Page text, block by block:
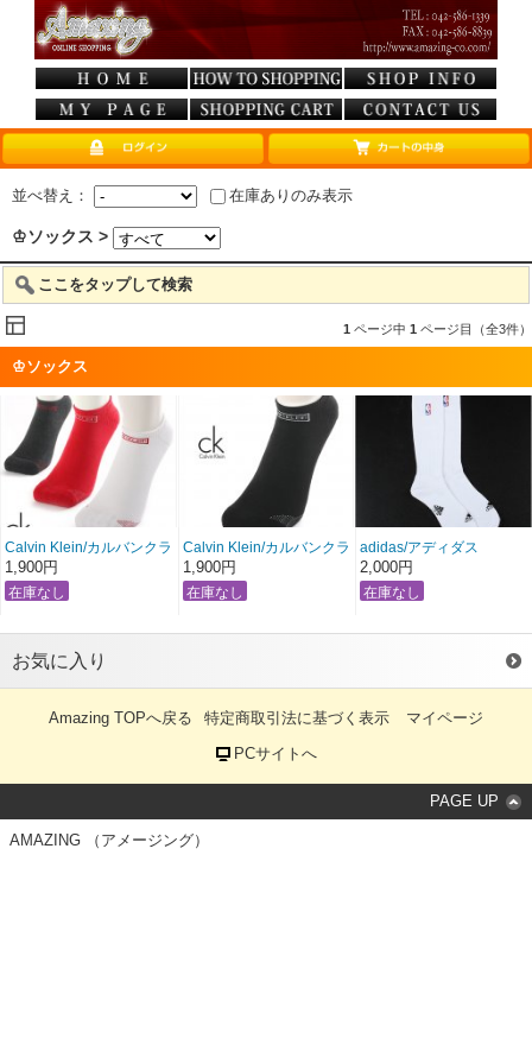
並べ替え： 在庫ありのみ表示
♔ソックス >
ここをタップして検索
1 ページ中 1 ページ目（全3件）
♔ソックス
Calvin Klein/カルバンクラ
イン
Men's 3 Pack Combed
Cotton
ー/レッド/ホワイト
（25cm-30cm）】
〔 アメージング 服 〕
1,900円
Calvin Klein/カルバンクラ
イン
Men's 3 Pack Combed
Cotton
（25cm-30cm）】
1,900円
adidas/アディダス
“NBA LONG SOCKS”
【ホワイト】
〔 アメージング 服 〕
2,000円
お気に入り
Amazing TOPへ戻る 特定商取引法に基づく表示
マイページ
PCサイトへ
PAGE UP
AMAZING （アメージング）